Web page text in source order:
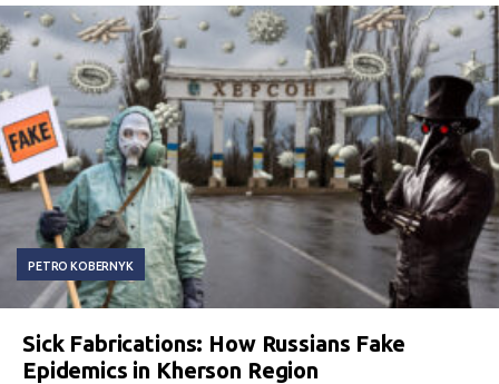
PETRO KOBERNYK
Sick Fabrications: How Russians Fake
Epidemics in Kherson Region